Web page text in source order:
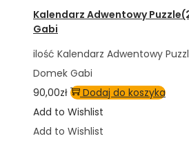
Kalendarz Adwentowy
Gabi
ilość Kalendarz Adwentowy
Domek Gabi
90,00zł
Dodaj do koszyka
Add to Wishlist
Add to Wishlist